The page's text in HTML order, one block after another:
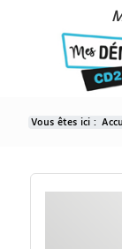
Vous êtes ici :